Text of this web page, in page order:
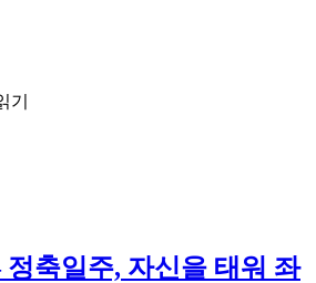
기
축일주, 자신을 태워 좌